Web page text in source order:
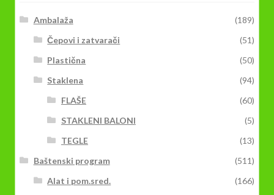
Ambalaža
(189)
Čepovi i zatvarači
(51)
Plastična
(50)
Staklena
(94)
FLAŠE
(60)
STAKLENI BALONI
(5)
TEGLE
(13)
Baštenski program
(511)
Alat i pom.sred.
(166)